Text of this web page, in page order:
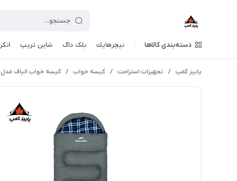
دسته‌بندی کالاها نيچرهايك بلک داگ شاین تریپ انکر
پاییز کمپ / تجهیزات استراحت / کیسه خواب / کیسه خواب الیاف مدل HL500 نیچرهایک | CNK2450WS042